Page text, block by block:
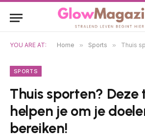
YOU ARE AT: Home » Sports » Thuis sporten?
SPORTS
Thuis sporten? Deze
helpen je om je
bereiken!